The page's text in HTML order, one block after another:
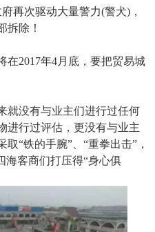
次驱动大量警力(警犬)，
拆除！
2017年4月底，要把贸易城
没有与业主们进行过任何
进行过评估，更没有与业主
“铁的手腕”、“重拳出击”，
海客商们打压得“身心俱